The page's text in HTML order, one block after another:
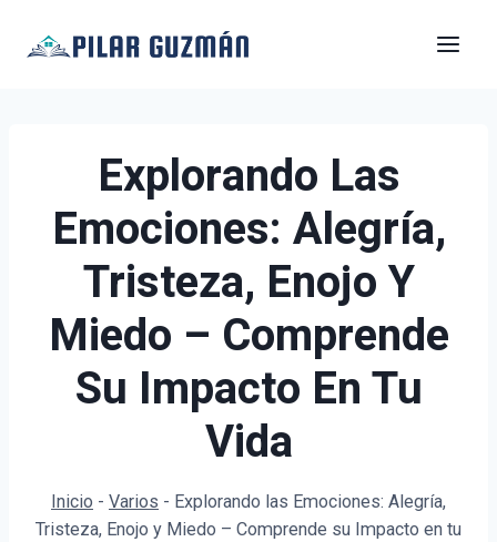
Explorando Las
Emociones: Alegría,
Tristeza, Enojo Y
Miedo – Comprende
Su Impacto En Tu
Vida
Inicio - Varios - Explorando las Emociones: Alegría,
Tristeza, Enojo y Miedo – Comprende su Impacto en tu